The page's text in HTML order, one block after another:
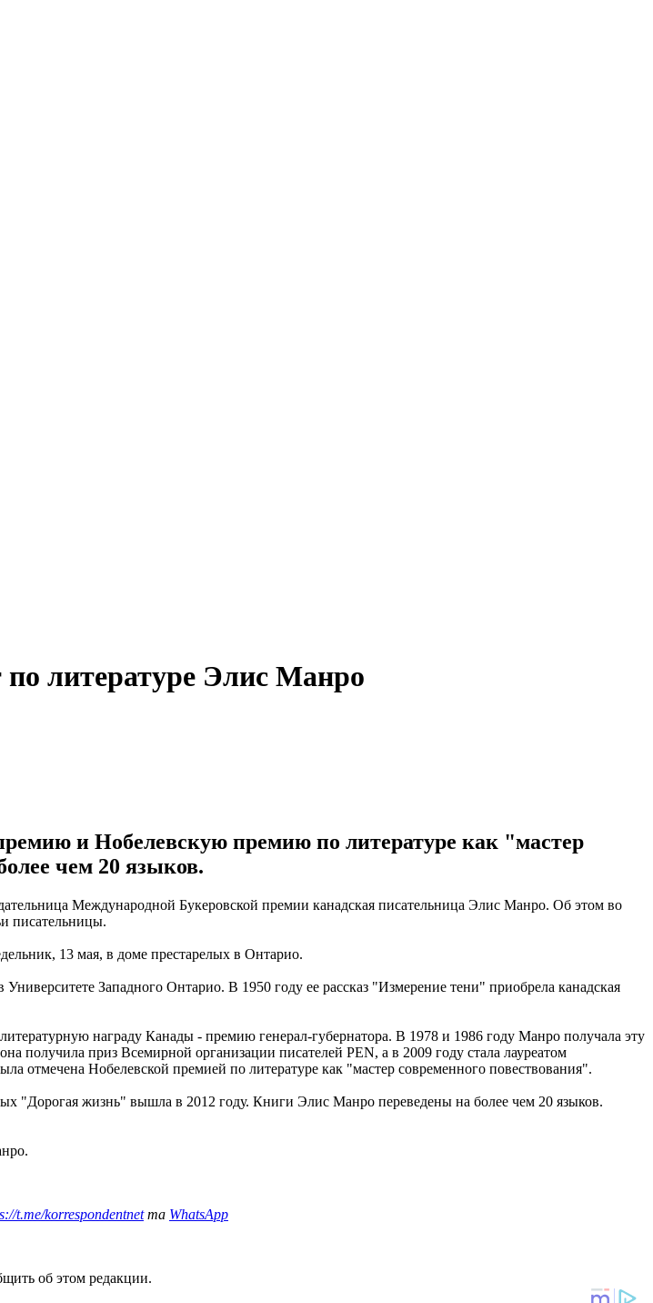
по литературе Элис Манро
и Нобелевскую премию по литературе как "мастер
чем 20 языков.
Международной Букеровской премии канадская писательница Элис Манро. Об этом во
писательницы.
13 мая, в доме престарелых в Онтарио.
Западного Онтарио. В 1950 году ее рассказ "Измерение тени" приобрела канадская
награду Канады - премию генерал-губернатора. В 1978 и 1986 году Манро получала эту
приз Всемирной организации писателей PEN, а в 2009 году стала лауреатом
отмечена Нобелевской премией по литературе как "мастер современного повествования".
"Дорогая жизнь" вышла в 2012 году. Книги Элис Манро переведены на более чем 20 языков.
t.me/korrespondentnetта WhatsApp
об этом редакции.